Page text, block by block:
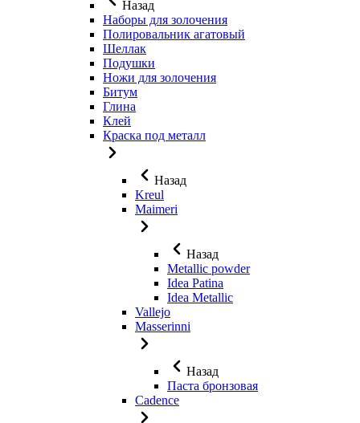
Назад
Наборы для золочения
Полировальник агатовый
Шеллак
Подушки
Ножи для золочения
Битум
Глина
Клей
Краска под металл
Назад
Kreul
Maimeri
Назад
Metallic powder
Idea Patina
Idea Metallic
Vallejo
Masserinni
Назад
Паста бронзовая
Cadence